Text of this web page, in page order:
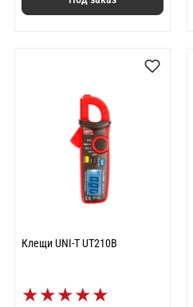
Клещи UNI-T UT210B
★★★★★